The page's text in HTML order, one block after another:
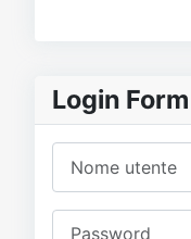
Login Form